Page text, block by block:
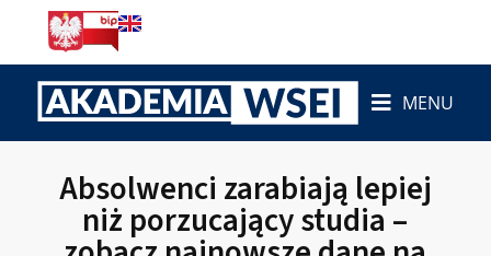
MENU
Absolwenci zarabiają lepiej
niż porzucający studia –